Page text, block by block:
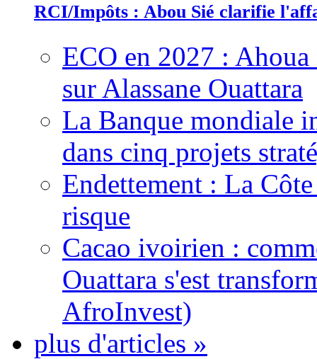
RCI/Impôts : Abou Sié clarifie
ECO en 2027 :
sur Alassane Ouattara
La Banque mondiale
dans cinq projets
Endettement : La
risque
Cacao ivoirien :
Ouattara s'est
AfroInvest)
plus d'articles »